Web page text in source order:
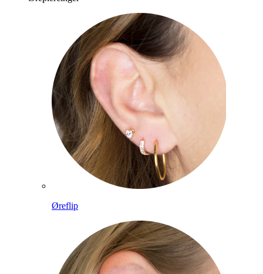
Øreflip